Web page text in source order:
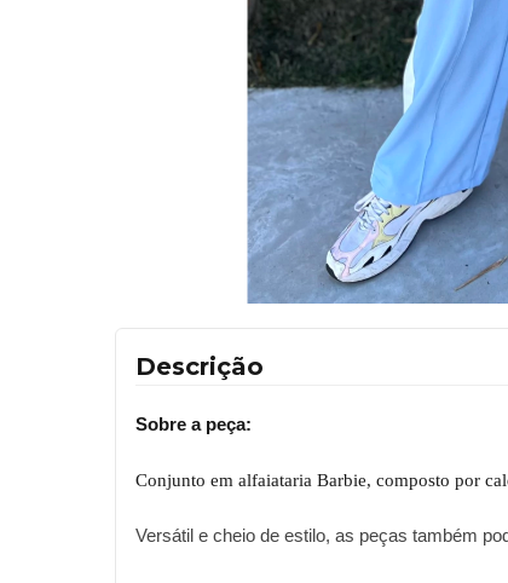
Descrição
Sobre a peça:
Conjunto em alfaiataria Barbie, composto por
Versátil e cheio de estilo, as peças também